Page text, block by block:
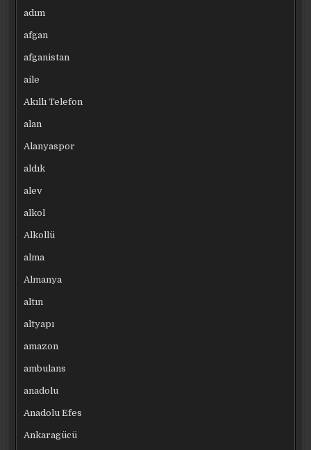
adım
afgan
afganistan
aile
Akıllı Telefon
alan
Alanyaspor
aldık
alev
alkol
Alkollü
alma
Almanya
altın
altyapı
amazon
ambulans
anadolu
Anadolu Efes
Ankaragücü